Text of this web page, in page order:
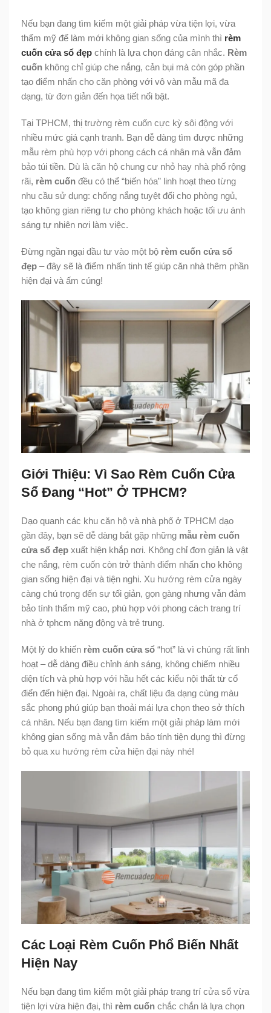
Nếu bạn đang tìm kiếm một giải pháp vừa tiện lợi, vừa
thẩm mỹ để làm mới không gian sống của mình thì rèm
cuốn cửa sổ đẹp chính là lựa chọn đáng cân nhắc. Rèm
cuốn không chỉ giúp che nắng, cản bụi mà còn góp phần
tạo điểm nhấn cho căn phòng với vô vàn mẫu mã đa
dạng, từ đơn giản đến họa tiết nổi bật.
Tại TPHCM, thị trường rèm cuốn cực kỳ sôi động với
nhiều mức giá cạnh tranh. Bạn dễ dàng tìm được những
mẫu rèm phù hợp với phong cách cá nhân mà vẫn đảm
bảo túi tiền. Dù là căn hộ chung cư nhỏ hay nhà phố rộng
rãi, rèm cuốn đều có thể “biến hóa” linh hoạt theo từng
nhu cầu sử dụng: chống nắng tuyệt đối cho phòng ngủ,
tạo không gian riêng tư cho phòng khách hoặc tối ưu ánh
sáng tự nhiên nơi làm việc.
Đừng ngần ngại đầu tư vào một bộ rèm cuốn cửa sổ
đẹp – đây sẽ là điểm nhấn tinh tế giúp căn nhà thêm phần
hiện đại và ấm cúng!
Giới Thiệu: Vì Sao Rèm Cuốn Cửa
Sổ Đang “Hot” Ở TPHCM?
Dạo quanh các khu căn hộ và nhà phố ở TPHCM dạo
gần đây, bạn sẽ dễ dàng bắt gặp những mẫu rèm cuốn
cửa sổ đẹp xuất hiện khắp nơi. Không chỉ đơn giản là vật
che nắng, rèm cuốn còn trở thành điểm nhấn cho không
gian sống hiện đại và tiện nghi. Xu hướng rèm cửa ngày
càng chú trọng đến sự tối giản, gọn gàng nhưng vẫn đảm
bảo tính thẩm mỹ cao, phù hợp với phong cách trang trí
nhà ở tphcm năng động và trẻ trung.
Một lý do khiến rèm cuốn cửa sổ “hot” là vì chúng rất linh
hoạt – dễ dàng điều chỉnh ánh sáng, không chiếm nhiều
diện tích và phù hợp với hầu hết các kiểu nội thất từ cổ
điển đến hiện đại. Ngoài ra, chất liệu đa dạng cùng màu
sắc phong phú giúp bạn thoải mái lựa chọn theo sở thích
cá nhân. Nếu bạn đang tìm kiếm một giải pháp làm mới
không gian sống mà vẫn đảm bảo tính tiện dụng thì đừng
bỏ qua xu hướng rèm cửa hiện đại này nhé!
Các Loại Rèm Cuốn Phổ Biến Nhất
Hiện Nay
Nếu bạn đang tìm kiếm một giải pháp trang trí cửa sổ vừa
tiện lợi vừa hiện đại, thì rèm cuốn chắc chắn là lựa chọn